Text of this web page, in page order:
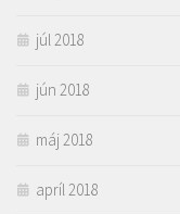
júl 2018
jún 2018
máj 2018
apríl 2018